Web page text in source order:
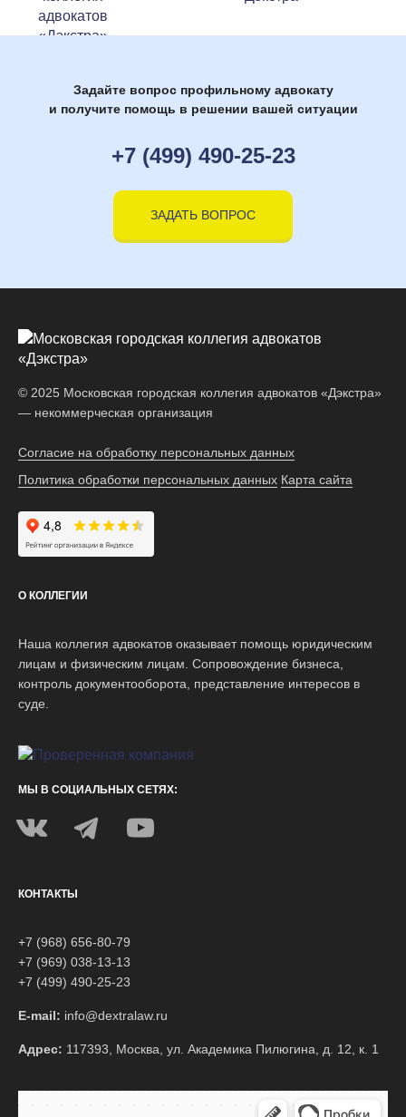
Задайте вопрос профильному адвокату
и получите помощь в решении вашей ситуации
+7 (499) 490-25-23
ЗАДАТЬ ВОПРОС
© 2025 Московская городская коллегия адвокатов «Дэкстра»
— некоммерческая организация
Согласие на обработку персональных данных
Политика обработки персональных данных Карта сайта
Наш рейтинг на Яндексе:
О КОЛЛЕГИИ
Наша коллегия адвокатов оказывает помощь юридическим
лицам и физическим лицам. Сопровождение бизнеса,
контроль документооборота, представление интересов в
суде.
МЫ В СОЦИАЛЬНЫХ СЕТЯХ:
КОНТАКТЫ
+7 (968) 656-80-79
+7 (969) 038-13-13
+7 (499) 490-25-23
E-mail: info@dextralaw.ru
Адрес: 117393, Москва, ул. Академика Пилюгина, д. 12, к. 1